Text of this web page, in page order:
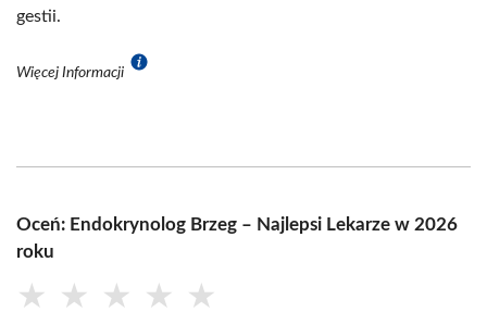
gestii.
Więcej Informacji
Oceń: Endokrynolog Brzeg – Najlepsi Lekarze w 2026
roku
★ ★ ★ ★ ★